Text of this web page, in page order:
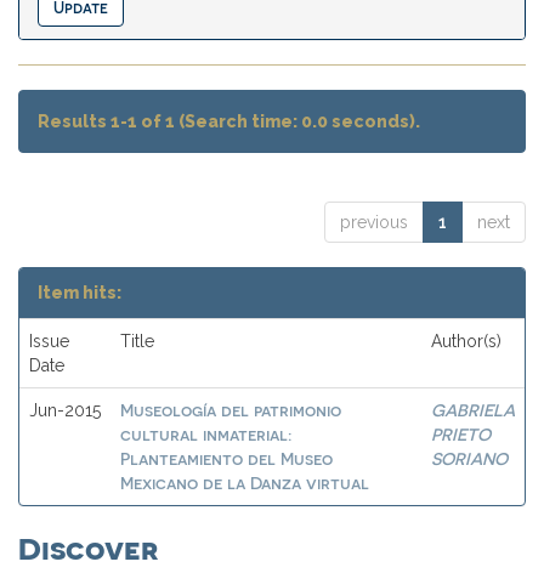
Results 1-1 of 1 (Search time: 0.0 seconds).
previous 1 next
Item hits:
Issue
Date
Title Author(s)
Jun-2015
Museología del patrimonio
cultural inmaterial:
Planteamiento del Museo
Mexicano de la Danza virtual
GABRIELA
PRIETO
SORIANO
Discover